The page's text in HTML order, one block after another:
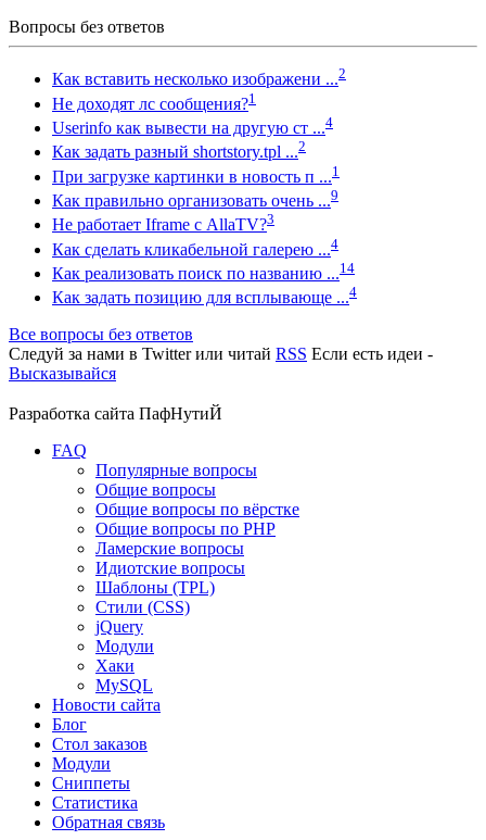
Вопросы без ответов
Как вставить несколько изображени ...2
Не доходят лс сообщения?1
Userinfo как вывести на другую ст ...4
Как задать разный shortstory.tpl ...2
При загрузке картинки в новость п ...1
Как правильно организовать очень ...9
Не работает Iframe с AllaTV?3
Как сделать кликабельной галерею ...4
Как реализовать поиск по названию ...14
Как задать позицию для всплывающе ...4
Все вопросы без ответов
Следуй за нами в Twitterили читай RSS Если есть идеи -
Высказывайся
Разработка сайта ПафНутиЙ
FAQ
Популярные вопросы
Общие вопросы
Общие вопросы по вёрстке
Общие вопросы по PHP
Ламерские вопросы
Идиотские вопросы
Шаблоны (TPL)
Стили (CSS)
jQuery
Модули
Хаки
MySQL
Новости сайта
Блог
Стол заказов
Модули
Сниппеты
Статистика
Обратная связь